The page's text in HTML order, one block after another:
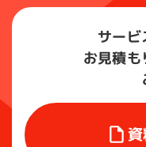
サービ
お見積